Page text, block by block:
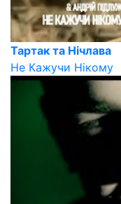
Тартак та Нічлава
Не Кажучи Нікому